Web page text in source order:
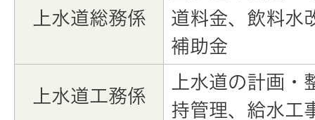
上水道総務係
道料金、飲料水
補助金
上水道工務係
上水道の計画・
持管理、給水工